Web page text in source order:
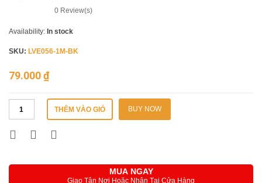
0 Review(s)
Availability: In stock
SKU: LVE056-1M-BK
79.000₫
THÊM VÀO GIỎ BUY NOW
MUA NGAY
Giao Tận Nơi Hoặc Nhận Tại Cửa Hàng